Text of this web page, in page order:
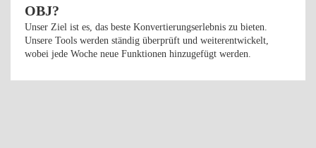
OBJ?
Unser Ziel ist es, das beste Konvertierungserlebnis zu bieten.
Unsere Tools werden ständig überprüft und weiterentwickelt,
wobei jede Woche neue Funktionen hinzugefügt werden.